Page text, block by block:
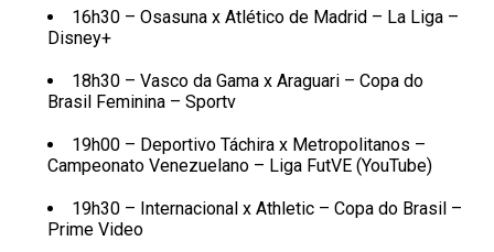
16h30 – Osasuna x Atlético de Madrid – La Liga –
Disney+
18h30 – Vasco da Gama x Araguari – Copa do
Brasil Feminina – Sportv
19h00 – Deportivo Táchira x Metropolitanos –
Campeonato Venezuelano – Liga FutVE (YouTube)
19h30 – Internacional x Athletic – Copa do Brasil –
Prime Video